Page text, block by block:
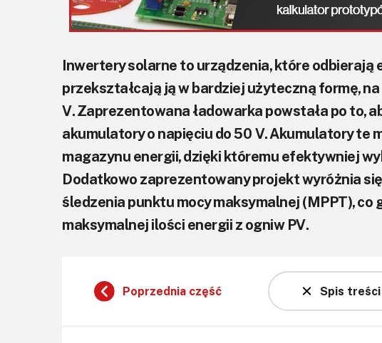
Inwertery solarne to urządzenia, które
przekształcają ją w bardziej użyteczną formę,
V. Zaprezentowana ładowarka powstała po to,
akumulatory o napięciu do 50 V. Akumulatory te
magazynu energii, dzięki któremu efektywniej
Dodatkowo zaprezentowany projekt wyróżnia
śledzenia punktu mocy maksymalnej (MPPT),
maksymalnej ilości energii z ogniw PV.
Poprzednia część Spis treści